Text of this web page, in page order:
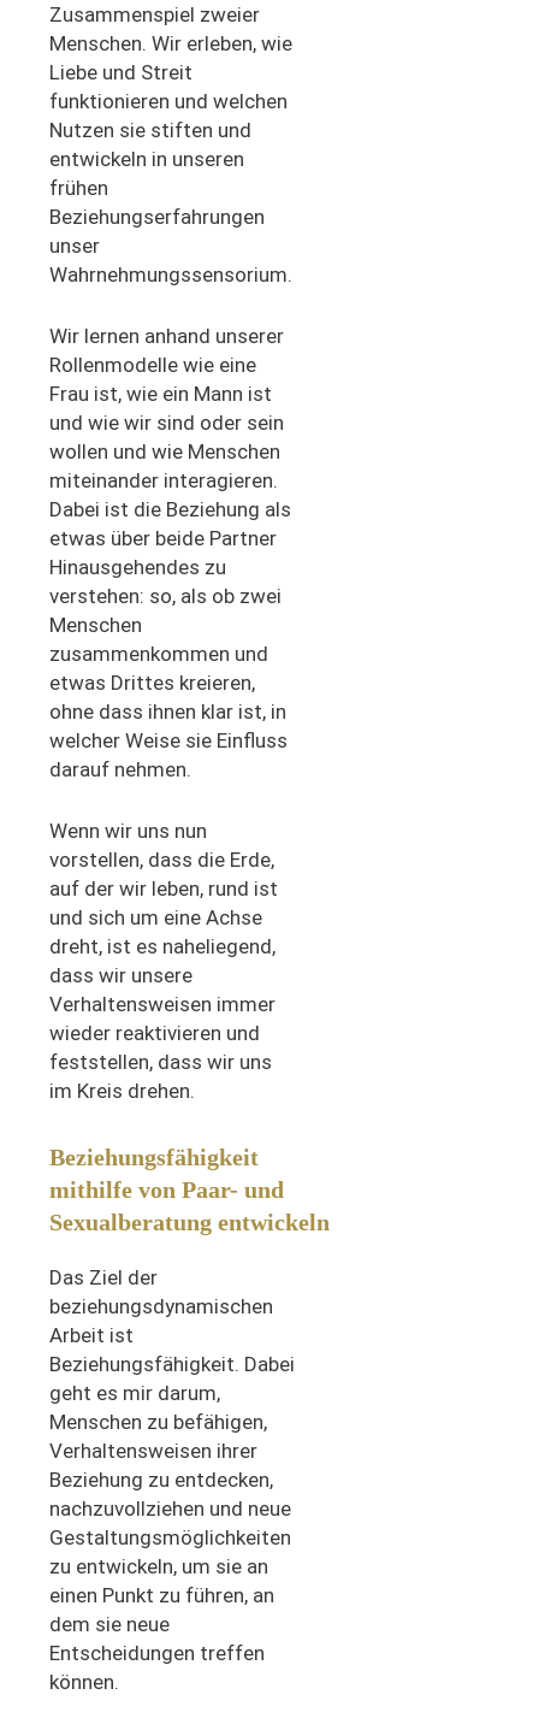
Zusammenspiel zweier
Menschen. Wir erleben, wie
Liebe und Streit
funktionieren und welchen
Nutzen sie stiften und
entwickeln in unseren
frühen
Beziehungserfahrungen
unser
Wahrnehmungssensorium.
Wir lernen anhand unserer
Rollenmodelle wie eine
Frau ist, wie ein Mann ist
und wie wir sind oder sein
wollen und wie Menschen
miteinander interagieren.
Dabei ist die Beziehung als
etwas über beide Partner
Hinausgehendes zu
verstehen: so, als ob zwei
Menschen
zusammenkommen und
etwas Drittes kreieren,
ohne dass ihnen klar ist, in
welcher Weise sie Einfluss
darauf nehmen.
Wenn wir uns nun
vorstellen, dass die Erde,
auf der wir leben, rund ist
und sich um eine Achse
dreht, ist es naheliegend,
dass wir unsere
Verhaltensweisen immer
wieder reaktivieren und
feststellen, dass wir uns
im Kreis drehen.
Beziehungsfähigkeit
mithilfe von Paar- und
Sexualberatung entwickeln
Das Ziel der
beziehungsdynamischen
Arbeit ist
Beziehungsfähigkeit. Dabei
geht es mir darum,
Menschen zu befähigen,
Verhaltensweisen ihrer
Beziehung zu entdecken,
nachzuvollziehen und neue
Gestaltungsmöglichkeiten
zu entwickeln, um sie an
einen Punkt zu führen, an
dem sie neue
Entscheidungen treffen
können.